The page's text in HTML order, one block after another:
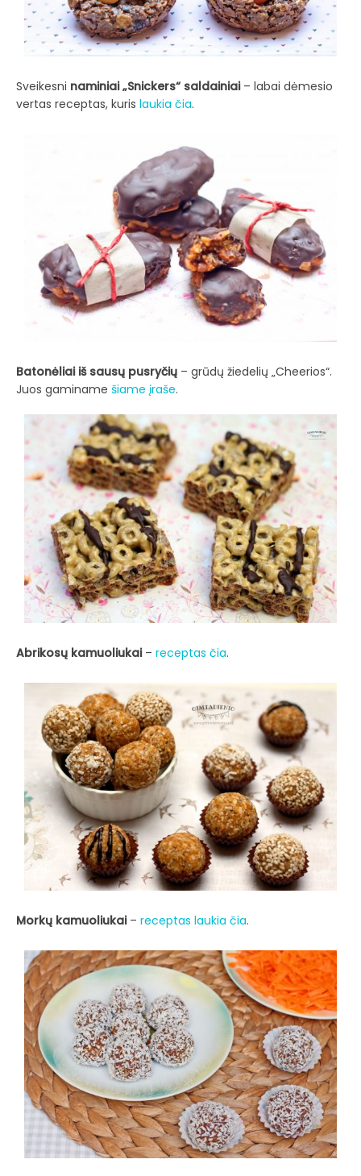
Sveikesni naminiai „Snickers“ saldainiai– labai dėmesio
vertas receptas, kuris laukia čia.
Batonėliai iš sausų pusryčių – grūdų žiedelių „Cheerios“.
Juos gaminame šiame įraše.
Abrikosų kamuoliukai– receptas čia.
Morkų kamuoliukai– receptas laukia čia.